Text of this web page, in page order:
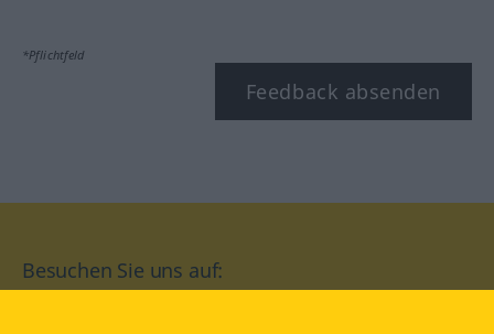
*Pflichtfeld
Feedback absenden
Besuchen Sie uns auf: